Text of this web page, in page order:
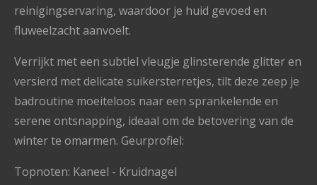
reinigingservaring, waardoor je huid gevoed en
fluweelzacht aanvoelt.
Verrijkt met een subtiel vleugje glinsterende glitter en
versierd met delicate suikersterretjes, tilt deze zeep je
badroutine moeiteloos naar een sprankelende en
serene ontsnapping, ideaal om de betovering van de
winter te omarmen. Geurprofiel:
Topnoten: Kaneel - Kruidnagel